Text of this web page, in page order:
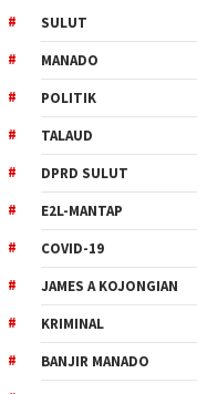
SULUT
MANADO
POLITIK
TALAUD
DPRD SULUT
E2L-MANTAP
COVID-19
JAMES A KOJONGIAN
KRIMINAL
BANJIR MANADO